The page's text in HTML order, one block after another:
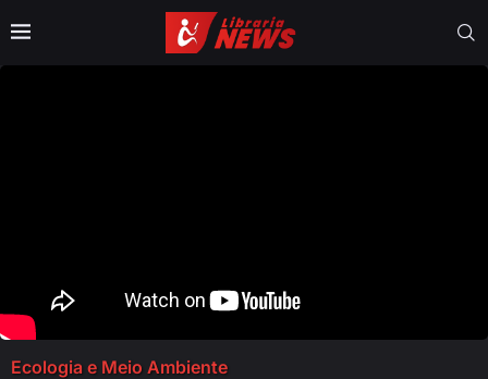
Ecologia e Meio Ambiente